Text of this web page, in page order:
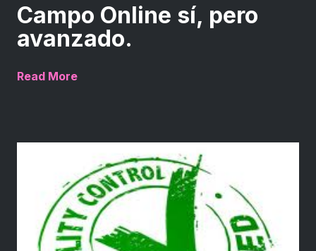
Campo Online sí, pero
avanzado.
Read More